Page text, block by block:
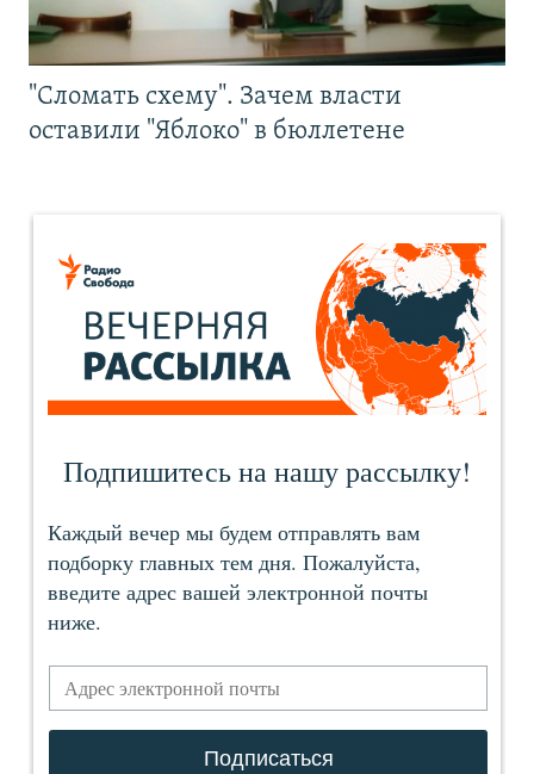
"Сломать схему". Зачем власти
оставили "Яблоко" в бюллетене